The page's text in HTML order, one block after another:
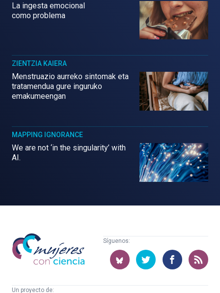
La ingesta emocional
como problema
ZIENTZIA KAIERA
Menstruazio aurreko sintomak eta
tratamendua gure inguruko
emakumeengan
MAPPING IGNORANCE
We are not ‘in the singularity’ with
AI.
Mujeres
con
ciencia
Síguenos:
Un proyecto de: